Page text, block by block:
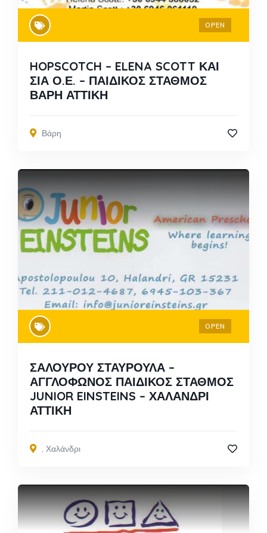
OPEN
HOPSCOTCH – ELENA SCOTT ΚΑΙ
ΣΙΑ Ο.Ε. – ΠΑΙΔΙΚΟΣ ΣΤΑΘΜΟΣ
ΒΑΡΗ ΑΤΤΙΚΗ
Βάρη
OPEN
ΣΑΛΟΥΡΟΥ ΣΤΑΥΡΟΥΛΑ –
ΑΓΓΛΟΦΩΝΟΣ ΠΑΙΔΙΚΟΣ ΣΤΑΘΜΟΣ
JUNIOR EINSTEINS – ΧΑΛΑΝΔΡΙ
ΑΤΤΙΚΗ
, Χαλάνδρι